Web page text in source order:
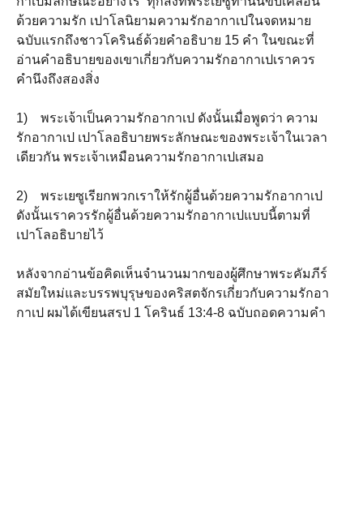
ด้วยความรัก เปาโลนิยามความรักอากาเปในจดหมาย
ฉบับแรกถึงชาวโครินธ์ด้วยคำอธิบาย 15 คำ ในขณะที่
อ่านคำอธิบายของเขาเกี่ยวกับความรักอากาเปเราควร
คำนึงถึงสองสิ่ง
1) พระเจ้าเป็นความรักอากาเป ดังนั้นเมื่อพูดว่า ความ
รักอากาเป เปาโลอธิบายพระลักษณะของพระเจ้าในเวลา
เดียวกัน พระเจ้าเหมือนความรักอากาเปเสมอ
2) พระเยซูเรียกพวกเราให้รักผู้อื่นด้วยความรักอากาเป
ดังนั้นเราควรรักผู้อื่นด้วยความรักอากาเปแบบนี้ตามที่
เปาโลอธิบายไว้
หลังจากอ่านข้อคิดเห็นจำนวนมากของผู้ศึกษาพระคัมภีร์
สมัยใหม่และบรรพบุรุษของคริสตจักรเกี่ยวกับความรักอา
กาเป ผมได้เขียนสรุป 1 โครินธ์ 13:4-8 ฉบับถอดความคำ